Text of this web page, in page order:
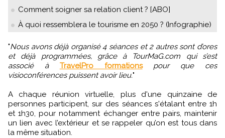
Comment soigner sa relation client ? [ABO]
À quoi ressemblera le tourisme en 2050 ? (Infographie)
"Nous avons déjà organisé 4 séances et 2 autres sont d’ores
et déjà programmées, grâce à TourMaG.com qui s’est
associé à
TravelPro formations
pour que ces
visioconférences puissent avoir lieu."
A chaque réunion virtuelle, plus d'une quinzaine de
personnes participent, sur des séances s'étalant entre 1h
et 1h30, pour notamment échanger entre pairs, maintenir
un lien avec l’extérieur et se rappeler qu’on est tous dans
la même situation.